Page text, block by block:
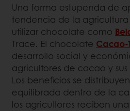
Una forma estupenda de
tendencia de la agricultura
utilizar chocolate como
Trace. El chocolate Cacao-
desarrollo social y
agricultores de cacao y
Los beneficios se
equilibrada dentro de la
los agricultores reciben